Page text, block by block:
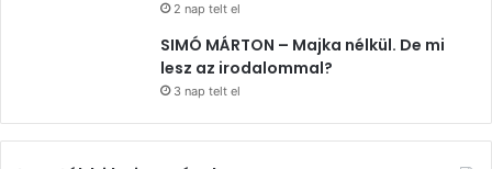
2 nap telt el
SIMÓ MÁRTON – Majka nélkül. De mi
lesz az irodalommal?
3 nap telt el